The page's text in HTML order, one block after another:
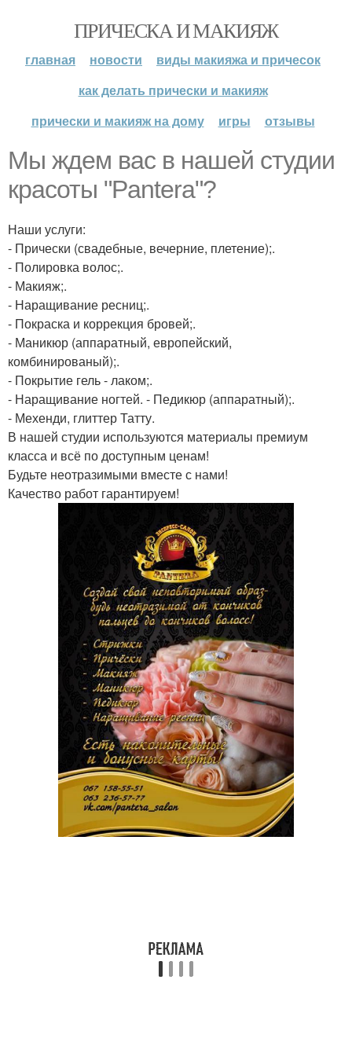
ПРИЧЕСКА И МАКИЯЖ
главная новости
виды макияжа и причесок
как делать прически и макияж
прически и макияж на дому
игры отзывы
Мы ждем вас в нашей студии
красоты "Pantera"?
Наши услуги:
- Прически (свадебные, вечерние, плетение);.
- Полировка волос;.
- Макияж;.
- Наращивание ресниц;.
- Покраска и коррекция бровей;.
- Маникюр (аппаратный, европейский,
комбинированый);.
- Покрытие гель - лаком;.
- Наращивание ногтей. - Педикюр (аппаратный);.
- Мехенди, глиттер Татту.
В нашей студии используются материалы премиум
класса и всё по доступным ценам!
Будьте неотразимыми вместе с нами!
Качество работ гарантируем!